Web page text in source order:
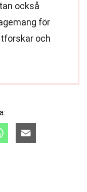
också
för
och